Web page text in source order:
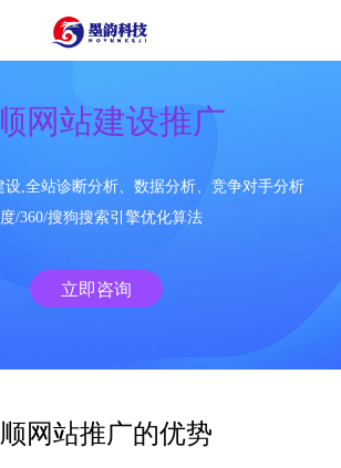
网站建设推广
设,全站诊断分析、数据分析、竞争对手分析
/360/搜狗搜索引擎优化算法
立即咨询
网站推广的优势